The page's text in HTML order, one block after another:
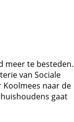
meer te besteden.
van Sociale
Koolmees naar de
gaat